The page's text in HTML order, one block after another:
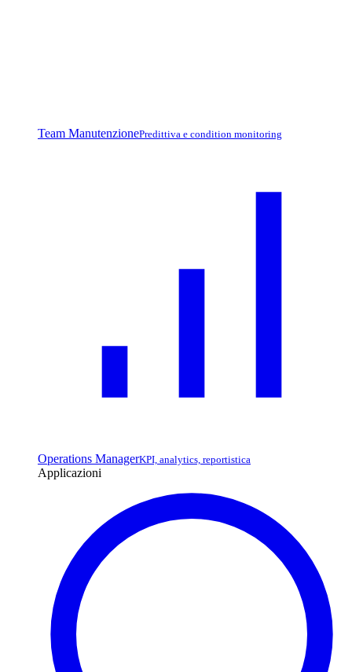
Team ManutenzionePredittiva e condition monitoring
Operations ManagerKPI, analytics, reportistica
Applicazioni